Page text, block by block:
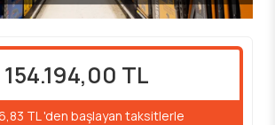
154.194,00 TL
TL 'den başlayan taksitlerle